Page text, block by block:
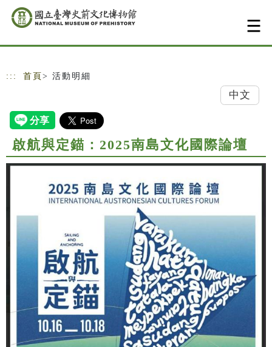
跳到主要內容
網站導覽
::: 首頁 > 活動明細
中文
啟航與定錨：2025南島文化國際論壇